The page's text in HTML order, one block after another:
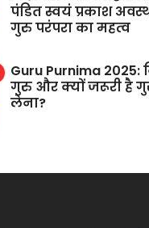
पंडित स्वयं प्रकाश
गुरु परंपरा का महत्व
Guru Purnima 2025:
गुरु और क्यों जरूरी है गुरु
लेना?